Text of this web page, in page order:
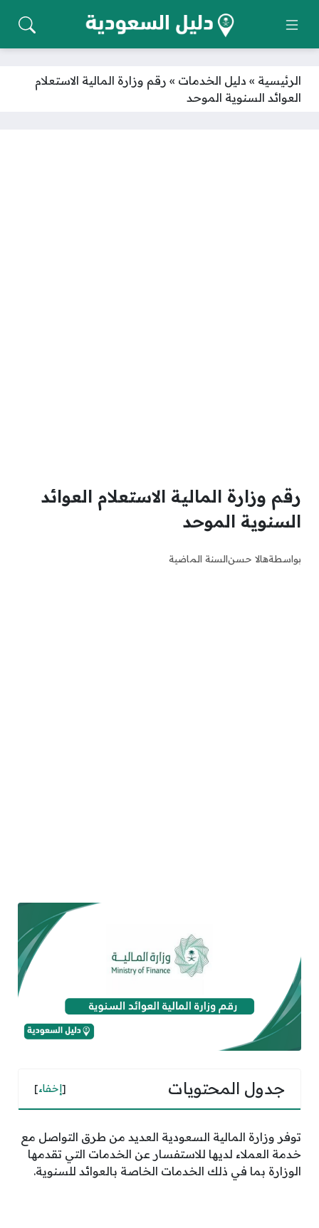
الرئيسية » دليل الخدمات » رقم وزارة المالية الاستعلام
العوائد السنوية الموحد
رقم وزارة المالية الاستعلام العوائد
السنوية الموحد
بواسطةهالا حسنالسنة الماضية
جدول المحتويات [إخفاء]
توفر وزارة المالية السعودية العديد من طرق التواصل مع
خدمة العملاء لديها للاستفسار عن الخدمات التي تقدمها
الوزارة بما في ذلك الخدمات الخاصة بالعوائد للسنوية.